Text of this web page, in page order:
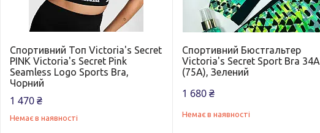
Спортивний Топ Victoria's Secret
PINK Victoria's Secret Pink
Seamless Logo Sports Bra,
Чорний
1 470 ₴
Немає в наявності
Спортивний Бюстгальтер
Victoria's Secret Sport Bra 34А
(75A), Зелений
1 680 ₴
Немає в наявності